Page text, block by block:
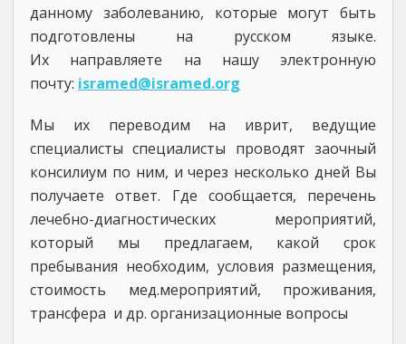
данному заболеванию, которые могут быть
подготовлены на русском языке.
Их направляете на нашу электронную
почту: isramed@isramed.org
Мы их переводим на иврит, ведущие
специалисты специалисты проводят заочный
консилиум по ним, и через несколько дней Вы
получаете ответ. Где сообщается, перечень
лечебно-диагностических мероприятий,
который мы предлагаем, какой срок
пребывания необходим, условия размещения,
стоимость мед.мероприятий, проживания,
трансфера и др. организационные вопросы